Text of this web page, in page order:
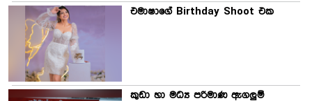
එමාෂාගේ Birthday Shoot එක
කුඩා හා මධ්‍ය පරිමාණ ඇගලුම්